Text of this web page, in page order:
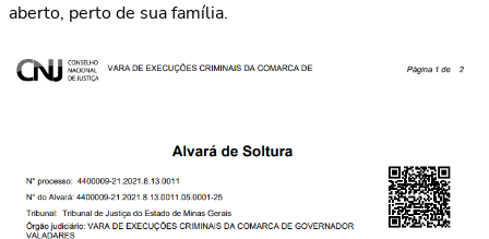
aberto, perto de sua família.